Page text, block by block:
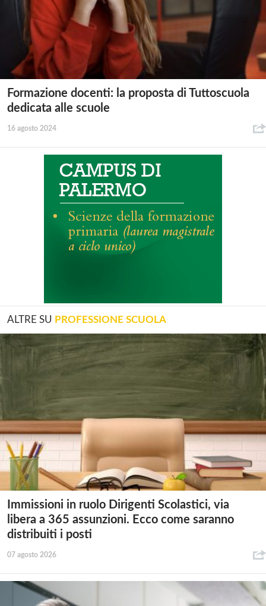
Formazione docenti: la proposta di Tuttoscuola
dedicata alle scuole
16 agosto 2024
ALTRE SU PROFESSIONE SCUOLA
Immissioni in ruolo Dirigenti Scolastici, via
libera a 365 assunzioni. Ecco come saranno
distribuiti i posti
07 agosto 2026